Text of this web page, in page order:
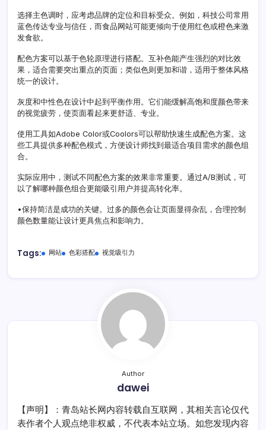
选择主色调时，应考虑品牌的定位和目标受众。例如，科技公司常用
蓝色传达专业与信任，而食品网站可能更倾向于使用红色或橙色来激
发食欲。
配色方案可以基于色轮原理进行搭配。互补色能产生强烈的对比效
果，适合需要突出重点的页面；类似色则更加和谐，适用于整体风格
统一的设计。
灰度和中性色在设计中起到平衡作用。它们能缓解高饱和度颜色带来
的视觉疲劳，使页面看起来更舒适、专业。
使用工具如Adobe Color或Coolors可以帮助快速生成配色方案。这
些工具提供多种配色模式，方便设计师找到最适合项目需求的颜色组
合。
实际应用中，测试不同配色方案的效果非常重要。通过A/B测试，可
以了解哪种颜色组合更能吸引用户并提高转化率。
•保持简洁是成功的关键。过多的颜色会让页面显得杂乱，合理控制
颜色数量能让设计更具焦点和影响力。
Tags: 网站 色彩搭配 视觉吸引力
Author
dawei
【声明】：青岛站长网内容转载自互联网，其相关言论仅代
表作者个人观点绝非权威，不代表本站立场。如您发现内容